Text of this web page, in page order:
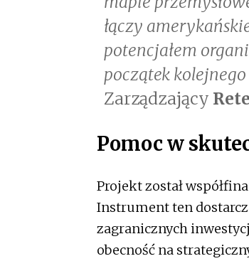
łączy
potencjałem
początek
Zarządzający
Pomoc w
Projekt został
Instrument ten
zagranicznych
obecność na